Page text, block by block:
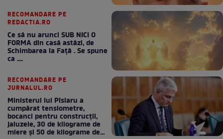
RECOMANDARE PE
REDACTIA.RO
Ce să nu arunci SUB NICI O
FORMA din casă astăzi, de
Schimbarea la Față . Se spune
ca ....
RECOMANDARE PE
JURNALUL.RO
Ministerul lui Pîslaru a
cumpărat tensiometre,
bocanci pentru construcții,
jaluzele, 30 de kilograme de
miere și 50 de kilograme de